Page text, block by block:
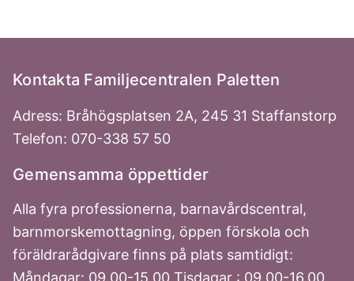
Kontakta Familjecentralen Paletten
Adress: Bråhögsplatsen 2A, 245 31 Staffanstorp
Telefon: 070-338 57 50
Gemensamma öppettider
Alla fyra professionerna, barnavårdscentral,
barnmorskemottagning, öppen förskola och
föräldrarådgivare finns på plats samtidigt:
Måndagar: 09.00-15.00 Tisdagar : 09.00-16.00